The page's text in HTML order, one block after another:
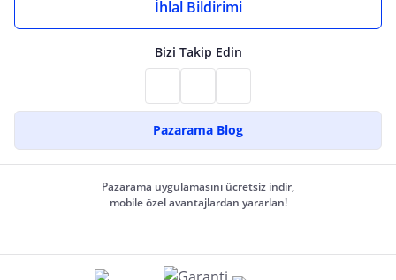
İhlal Bildirimi
Bizi Takip Edin
Pazarama Blog
Pazarama uygulamasını ücretsiz indir,
mobile özel avantajlardan yararlan!